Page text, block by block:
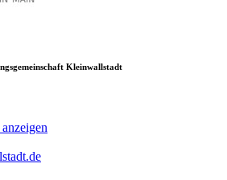
Kleinwallstadt